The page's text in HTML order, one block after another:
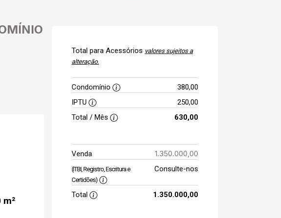
m²
Total para Acessórios valores sujeitos a
alteração.
Condomínio
380,00
IPTU
250,00
Total / Mês
630,00
Venda 1.350.000,00
(ITBI, Registro, Escritura e
Certidões)
Consulte-nos
Total 1.350.000,00